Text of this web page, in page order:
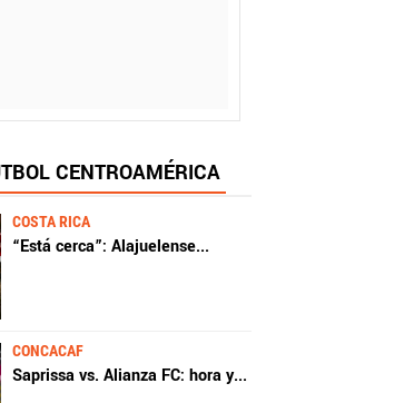
CENTROAMÉRICA
COSTA RICA
“Está cerca”: Alajuelense...
CONCACAF
Saprissa vs. Alianza FC: hora y...